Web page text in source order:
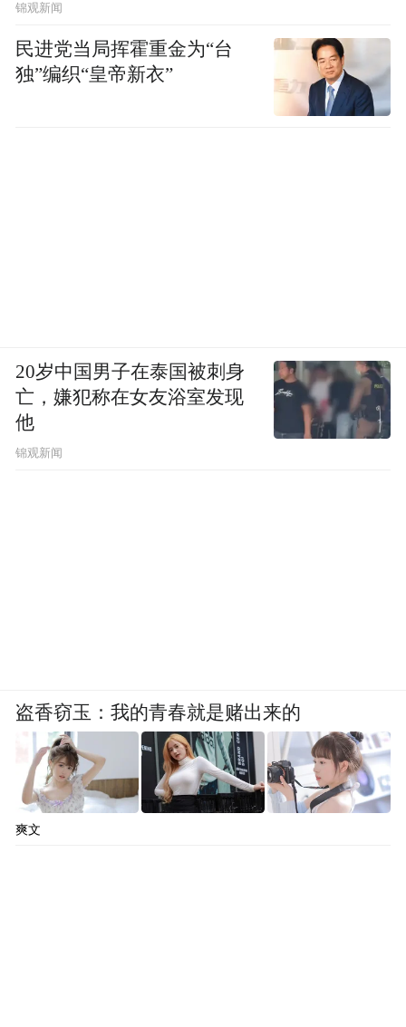
锦观新闻
民进党当局挥霍重金为“台
独”编织“皇帝新衣”
20岁中国男子在泰国被刺身
亡，嫌犯称在女友浴室发现
他
锦观新闻
盗香窃玉：我的青春就是赌出来的
爽文